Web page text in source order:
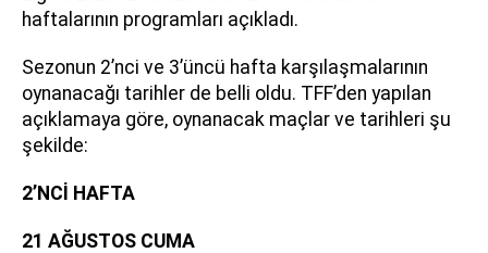
haftalarının programları açıkladı.
Sezonun 2’nci ve 3’üncü hafta karşılaşmalarının
oynanacağı tarihler de belli oldu. TFF’den yapılan
açıklamaya göre, oynanacak maçlar ve tarihleri şu
şekilde:
2’NCİ HAFTA
21 AĞUSTOS CUMA